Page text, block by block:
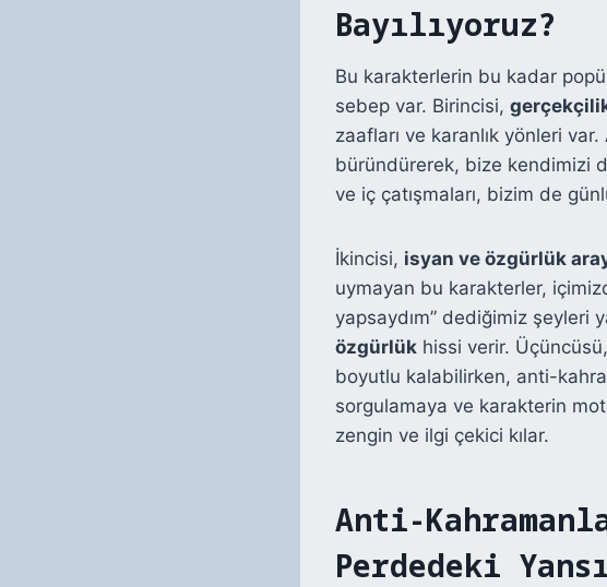
Bayılıyoruz?
Bu karakterlerin bu kadar
sebep var. Birincisi,
zaafları ve karanlık yönleri
büründürerek, bize kendimizi
ve iç çatışmaları, bizim de
İkincisi, isyan ve özgürlük
uymayan bu karakterler,
yapsaydım” dediğimiz şeyleri
özgürlük hissi verir. Üçüncüsü,
boyutlu kalabilirken, anti-
sorgulamaya ve karakterin
zengin ve ilgi çekici kılar.
Anti-
Perdedeki